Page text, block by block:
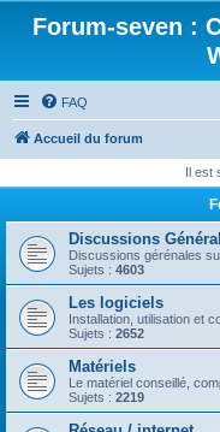
Forum-seven :
FAQ
Accueil du forum
Il est
Discussions
Discussions gérénales
Sujets : 4603
Les logiciels
Installation, utilisation et
Sujets : 2652
Matériels
Le matériel conseillé,
Sujets : 2219